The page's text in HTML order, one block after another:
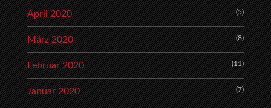
April 2020 (5)
März 2020 (8)
Februar 2020 (11)
Januar 2020 (7)